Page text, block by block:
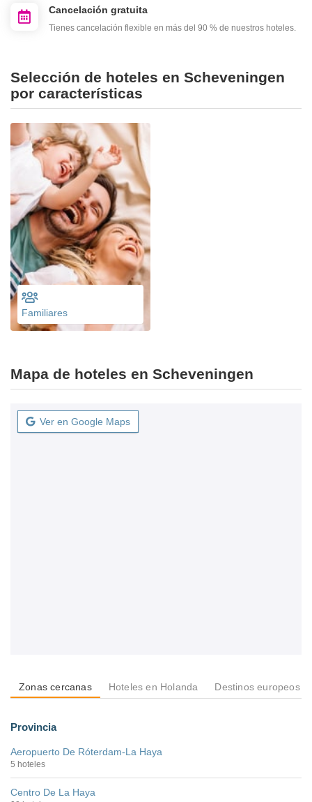
Cancelación gratuita
Tienes cancelación flexible en más del 90 % de nuestros hoteles.
Selección de hoteles en Scheveningen
por características
Familiares
Mapa de hoteles en Scheveningen
Ver en Google Maps
Zonas cercanas Hoteles en Holanda Destinos europeos
Provincia
Aeropuerto De Róterdam-La Haya
5 hoteles
Centro De La Haya